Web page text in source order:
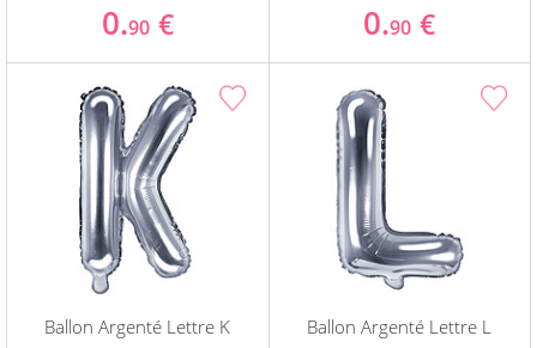
0.90 € 0.90 €
Ballon Argenté Lettre K Ballon Argenté Lettre L